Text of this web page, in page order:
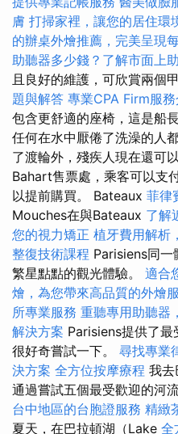
膚 打掃家裡，讓您的居住環
的辦桌外燴推薦，完美呈現
助聽器多少錢？了解市面上
且良好的維護，可欣賞兩個
題與解答 專業CPA Firm服務
包含更舒適的座椅，這是船
任何在水中厭倦了洗澡的人
了渡輪外，殘疾人現在還可
Bahart售票處，乘客可以支
以提前購買。 Bateaux 菲律
Mouches在與Bateaux 了解
您的視力矯正 植牙費用解析
整復技術課程 Parisiens同一
繁星點點的觀光體驗。 適合
燴，為您帶來高品質的外燴
所專業服務 重聽專用助聽器
解決方案 Parisiens提供了
很好奇嘗試一下。 尋找專業
決方案 全方位按摩療程 我去
通過嘗試五個最受歡迎的河
台中地區的台胞證服務 精緻
夏天，在巴拉頓湖（Lake 全